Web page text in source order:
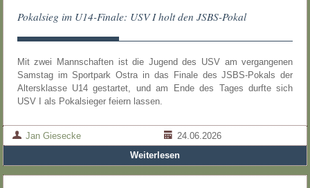
Pokalsieg im U14-Finale: USV I holt den JSBS-Pokal
Mit zwei Mannschaften ist die Jugend des USV am vergangenen
Samstag im Sportpark Ostra in das Finale des JSBS-Pokals der
Altersklasse U14 gestartet, und am Ende des Tages durfte sich
USV I als Pokalsieger feiern lassen.
Jan Giesecke
24.06.2026
Weiterlesen